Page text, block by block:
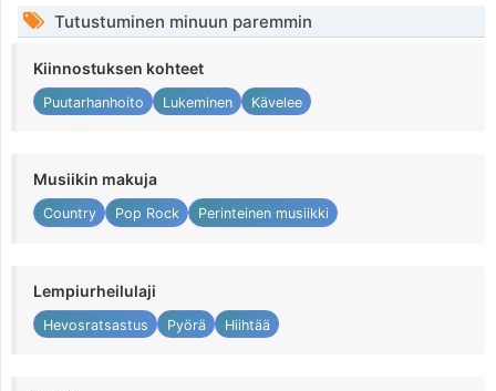
Tutustuminen minuun paremmin
Kiinnostuksen kohteet
Puutarhanhoito Lukeminen Kävelee
Musiikin makuja
Country Pop Rock Perinteinen musiikki
Lempiurheilulaji
Hevosratsastus Pyörä Hiihtää